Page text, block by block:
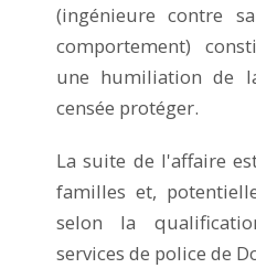
(ingénieure contre
comportement)
une humiliation de
censée protéger.
La suite de l'affaire
familles et,
selon la
services de police de